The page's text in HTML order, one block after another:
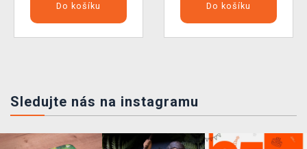
Do košíku Do košíku
Sledujte nás na instagramu